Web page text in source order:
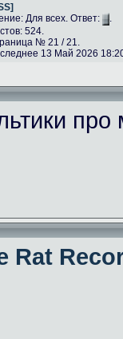
Для всех. Ответ:
.
524.
№ 21 / 21.
13 Май 2026
Rat